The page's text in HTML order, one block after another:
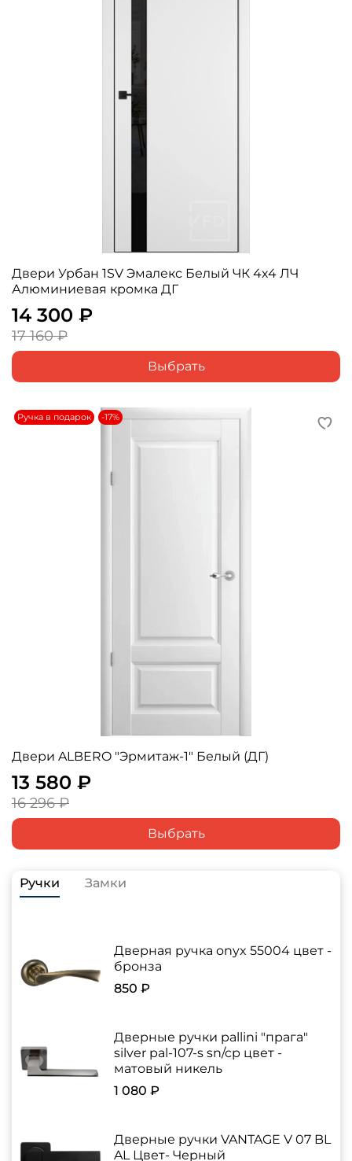
Двери Урбан 1SV Эмалекс Белый ЧК 4х4 ЛЧ
Алюминиевая кромка ДГ
14 300 ₽
17 160 ₽
Выбрать
Ручка в подарок -17%
Двери ALBERO "Эрмитаж-1" Белый (ДГ)
13 580 ₽
16 296 ₽
Выбрать
Ручки Замки
Дверная ручка onyx 55004 цвет -
бронза
850 ₽
Дверные ручки pallini "прага"
silver pal-107-s sn/cp цвет -
матовый никель
1 080 ₽
Дверные ручки VANTAGE V 07 BL
AL Цвет- Черный